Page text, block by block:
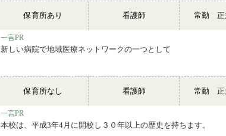
保育所あり 看護師 常勤 正
一言PR
新しい病院で地域医療ネットワークの一つとして
保育所なし 看護師 常勤 正
一言PR
本校は、平成3年4月に開校し３０年以上の歴史を持ちます。